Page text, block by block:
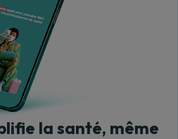
la santé, même